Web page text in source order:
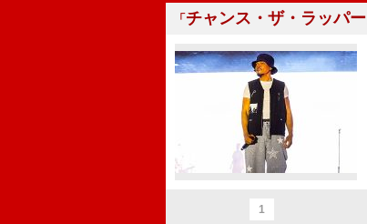
「チャンス・ザ・ラッパー
1